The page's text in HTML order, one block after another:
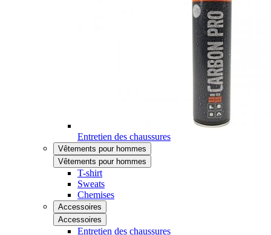
Entretien des chaussures
Vêtements pour hommes
Vêtements pour hommes
T-shirt
Sweats
Chemises
Accessoires
Accessoires
Entretien des chaussures